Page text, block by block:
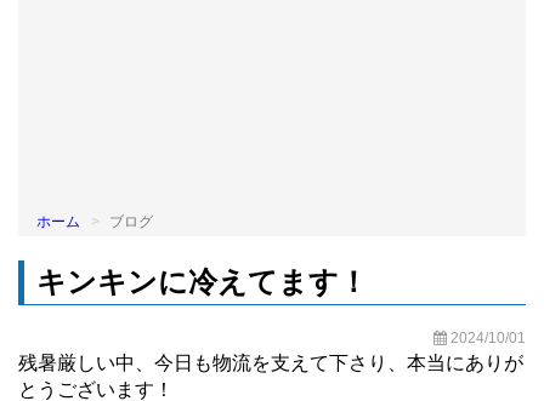
ホーム ブログ
キンキンに冷えてます！
2024/10/01
残暑厳しい中、今日も物流を支えて下さり、本当にありが
とうございます！